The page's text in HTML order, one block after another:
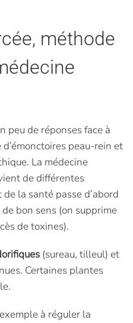
méthode
peu de réponses face à
peau-rein et
La médecine
de différentes
la santé passe d’abord
de bon sens (on supprime
de toxines).
(sureau, tilleul) et
Certaines plantes
à réguler la